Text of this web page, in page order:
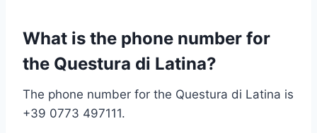
What is the phone number for
the Questura di Latina?
The phone number for the Questura di Latina is
+39 0773 497111.